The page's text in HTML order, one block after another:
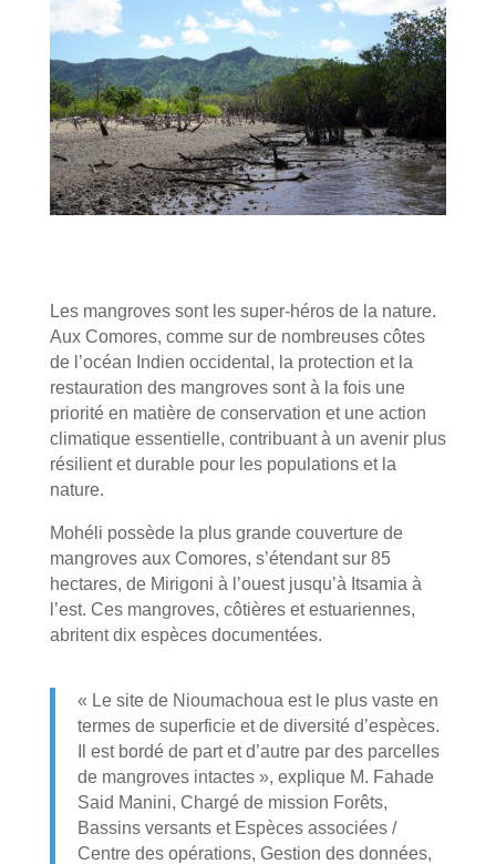
Les mangroves sont les super-héros de la nature.
Aux Comores, comme sur de nombreuses côtes
de l’océan Indien occidental, la protection et la
restauration des mangroves sont à la fois une
priorité en matière de conservation et une action
climatique essentielle, contribuant à un avenir plus
résilient et durable pour les populations et la
nature.
Mohéli possède la plus grande couverture de
mangroves aux Comores, s’étendant sur 85
hectares, de Mirigoni à l’ouest jusqu’à Itsamia à
l’est. Ces mangroves, côtières et estuariennes,
abritent dix espèces documentées.
« Le site de Nioumachoua est le plus vaste en
termes de superficie et de diversité d’espèces.
Il est bordé de part et d’autre par des parcelles
de mangroves intactes », explique M. Fahade
Said Manini, Chargé de mission Forêts,
Bassins versants et Espèces associées /
Centre des opérations, Gestion des données,